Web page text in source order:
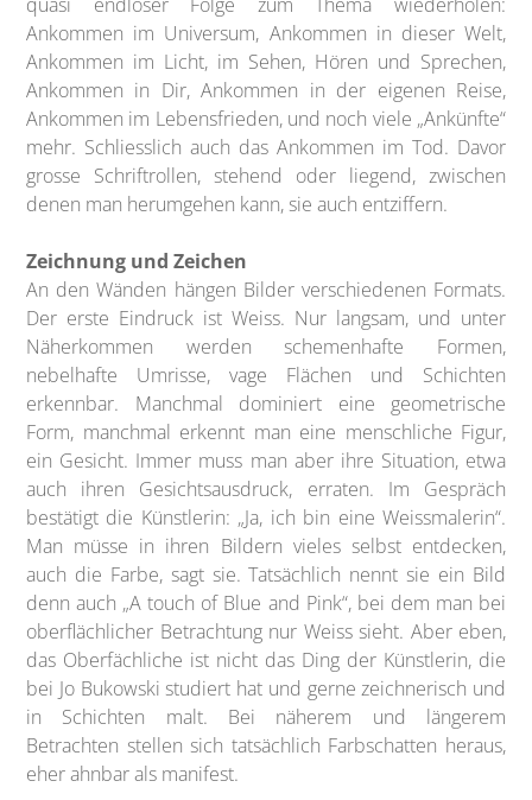
Ankommen im Universum, Ankommen in dieser Welt,
Ankommen im Licht, im Sehen, Hören und Sprechen,
Ankommen in Dir, Ankommen in der eigenen Reise,
Ankommen im Lebensfrieden, und noch viele „Ankünfte“
mehr. Schliesslich auch das Ankommen im Tod. Davor
grosse Schriftrollen, stehend oder liegend, zwischen
denen man herumgehen kann, sie auch entziffern.
Zeichnung und Zeichen
An den Wänden hängen Bilder verschiedenen Formats.
Der erste Eindruck ist Weiss. Nur langsam, und unter
Näherkommen werden schemenhafte Formen,
nebelhafte Umrisse, vage Flächen und Schichten
erkennbar. Manchmal dominiert eine geometrische
Form, manchmal erkennt man eine menschliche Figur,
ein Gesicht. Immer muss man aber ihre Situation, etwa
auch ihren Gesichtsausdruck, erraten. Im Gespräch
bestätigt die Künstlerin: „Ja, ich bin eine Weissmalerin“.
Man müsse in ihren Bildern vieles selbst entdecken,
auch die Farbe, sagt sie. Tatsächlich nennt sie ein Bild
denn auch „A touch of Blue and Pink“, bei dem man bei
oberflächlicher Betrachtung nur Weiss sieht. Aber eben,
das Oberfächliche ist nicht das Ding der Künstlerin, die
bei Jo Bukowski studiert hat und gerne zeichnerisch und
in Schichten malt. Bei näherem und längerem
Betrachten stellen sich tatsächlich Farbschatten heraus,
eher ahnbar als manifest.